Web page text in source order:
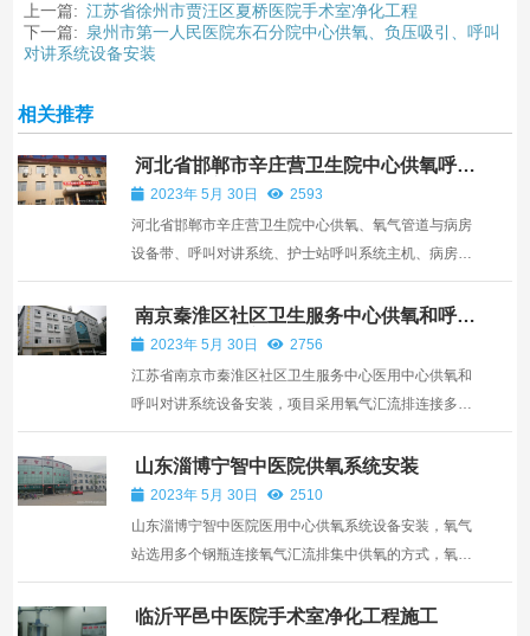
上一篇: 江苏省徐州市贾汪区夏桥医院手术室净化工程
下一篇: 泉州市第一人民医院东石分院中心供氧、负压吸引、呼叫
对讲系统设备安装
相关推荐
河北省邯郸市辛庄营卫生院中心供氧呼叫
对讲系统安装
2023年 5月 30日
2593
河北省邯郸市辛庄营卫生院中心供氧、氧气管道与病房
设备带、呼叫对讲系统、护士站呼叫系统主机、病房呼
叫器分机安装。
南京秦淮区社区卫生服务中心供氧和呼叫
对讲系统设备安装
2023年 5月 30日
2756
江苏省南京市秦淮区社区卫生服务中心医用中心供氧和
呼叫对讲系统设备安装，项目采用氧气汇流排连接多个
普通钢瓶集中供氧，包括氧气站设备、管道、护士站呼
叫系统、病房设备带等销售与安装服务。
山东淄博宁智中医院供氧系统安装
2023年 5月 30日
2510
山东淄博宁智中医院医用中心供氧系统设备安装，氧气
站选用多个钢瓶连接氧气汇流排集中供氧的方式，氧气
管道采用脱脂无缝紫铜管，病房安装氧气终端和设备
带，护理站安装医护对讲系统。
临沂平邑中医院手术室净化工程施工